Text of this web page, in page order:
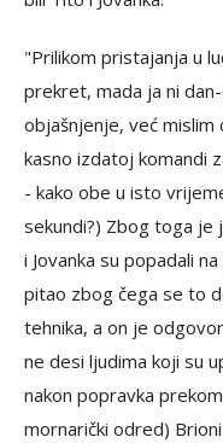
"Prilikom pristajanja u
prekret, mada ja ni
objašnjenje, već
kasno izdatoj komandi
- kako obe u isto
sekundi?) Zbog toga je
i Jovanka su popadali
pitao zbog čega se to
tehnika, a on je
ne desi ljudima koji su
nakon popravka
mornarički odred)